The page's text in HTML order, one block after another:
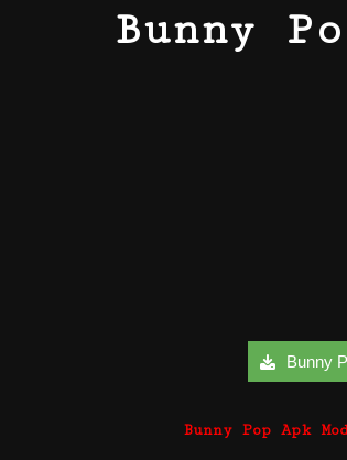
Bunny
Bunny
Bunny Pop Apk